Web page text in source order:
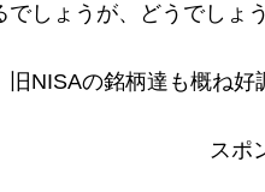
しょうが、どうでしょ
NISAの銘柄達も概ね好
スポ